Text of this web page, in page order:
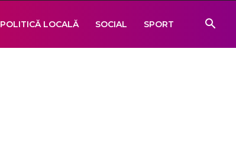
POLITICĂ LOCALĂ SOCIAL SPORT